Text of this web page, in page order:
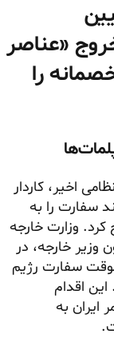
خروج «عناصر
را
اخیر، کاردار
سفارت را به
وزارت خارجه
وزیر خارجه، در
موقت سفارت رژیم
اقدام
ایران به